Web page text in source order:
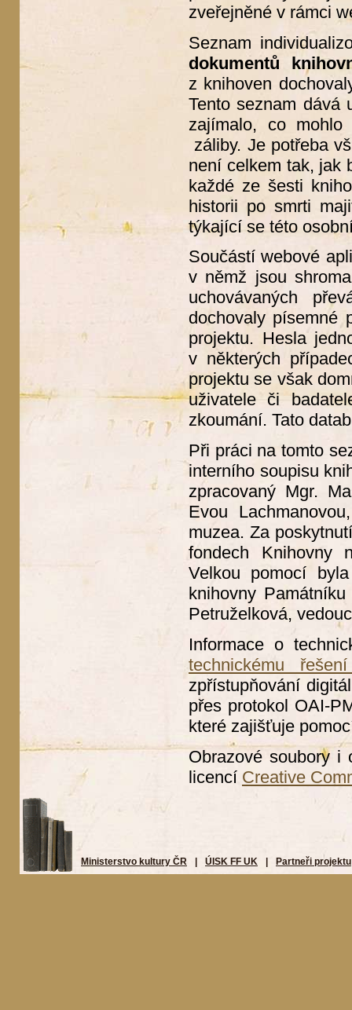
zveřejněné v rámci
Seznam
dokumentů
z knihoven
Tento seznam dává
zajímalo, co
záliby. Je potřeba
není celkem tak, jak
každé ze šesti
historii po smrti
týkající se této
Součástí webové
v němž jsou
uchovávaných
dochovaly písemné
projektu. Hesla
v některých
projektu se však
uživatele či
zkoumání. Tato
Při práci na tomto
interního soupisu
zpracovaný Mgr.
Evou
muzea. Za
fondech Knihovny
Velkou pomocí
knihovny
Petruželková,
Informace o
technickému
zpřístupňování
přes protokol OAI-
které zajišťuje
Obrazové soubory i
licencí Creative
Ministerstvo kultury ČR ÚISK FF UK Partneři projektu